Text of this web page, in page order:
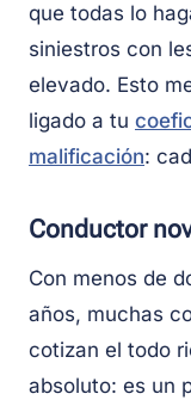
que todas lo
siniestros con
elevado. Esto
ligado a tu
malificación:
Conductor
Con menos de
años, muchas
cotizan el todo
absoluto: es un